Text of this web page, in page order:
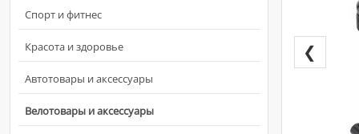
Спорт и фитнес
Красота и здоровье
Автотовары и аксессуары
Велотовары и аксессуары
❮